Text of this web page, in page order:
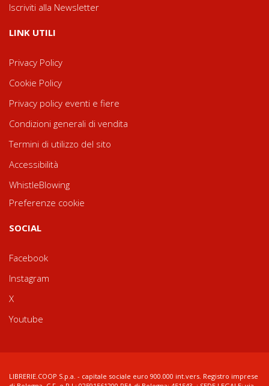
Iscriviti alla Newsletter
LINK UTILI
Privacy Policy
Cookie Policy
Privacy policy eventi e fiere
Condizioni generali di vendita
Termini di utilizzo del sito
Accessibilità
WhistleBlowing
Preferenze cookie
SOCIAL
Facebook
Instagram
X
Youtube
LIBRERIE.COOP S.p.a. - capitale sociale euro 900.000 int.vers. Registro imprese